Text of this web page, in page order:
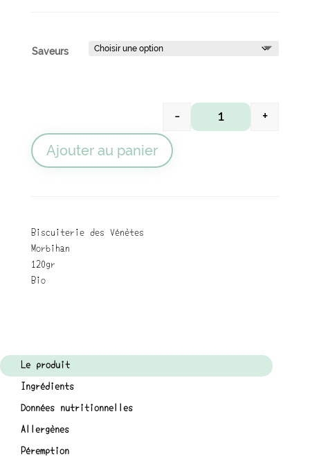
Saveurs
quantité de Mini
- +
Ajouter au panier
Biscuiterie des Vénètes
Morbihan
120gr
Bio
Le produit
Ingrédients
Données nutritionnelles
Allergènes
Péremption